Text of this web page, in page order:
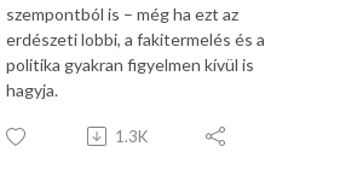
szempontból is – még ha ezt az
erdészeti lobbi, a fakitermelés és a
politika gyakran figyelmen kívül is
hagyja.
1.3K